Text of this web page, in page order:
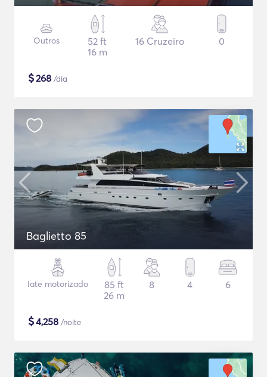
Outros
52 ft
16 m
16 Cruzeiro 0
$268 /dia
Baglietto 85
Iate motorizado
85 ft
26 m
8 4 6
$4,258 /noite